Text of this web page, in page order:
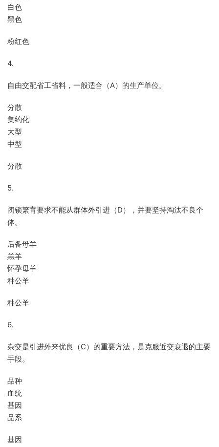
白色
黑色
粉红色
4.
自由交配省工省料，一般适合（A）的生产单位。
分散
集约化
大型
中型
分散
5.
闭锁繁育要求不能从群体外引进（D），并要坚持淘汰不良个
体。
后备母羊
羔羊
怀孕母羊
种公羊
种公羊
6.
杂交是引进外来优良（C）的重要方法，是克服近交衰退的主要
手段。
品种
血统
基因
品系
基因